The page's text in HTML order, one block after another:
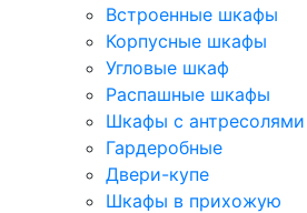
Встроенные шкафы
Корпусные шкафы
Угловые шкаф
Распашные шкафы
Шкафы с антресолями
Гардеробные
Двери-купе
Шкафы в прихожую